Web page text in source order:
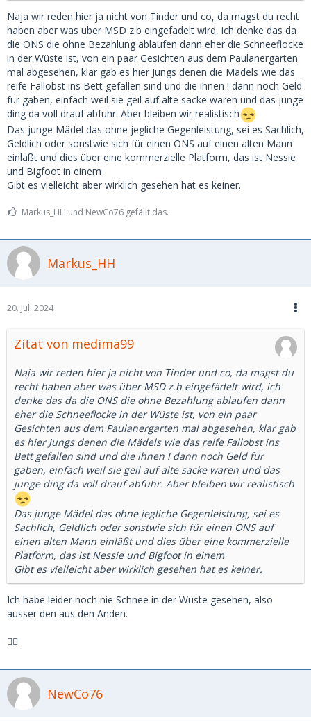
Naja wir reden hier ja nicht von Tinder und co, da magst du recht
haben aber was über MSD z.b eingefädelt wird, ich denke das da
die ONS die ohne Bezahlung ablaufen dann eher die Schneeflocke
in der Wüste ist, von ein paar Gesichten aus dem Paulanergarten
mal abgesehen, klar gab es hier Jungs denen die Mädels wie das
reife Fallobst ins Bett gefallen sind und die ihnen ! dann noch Geld
für gaben, einfach weil sie geil auf alte säcke waren und das junge
ding da voll drauf abfuhr. Aber bleiben wir realistisch
Das junge Mädel das ohne jegliche Gegenleistung, sei es Sachlich,
Geldlich oder sonstwie sich für einen ONS auf einen alten Mann
einläßt und dies über eine kommerzielle Platform, das ist Nessie
und Bigfoot in einem
Gibt es vielleicht aber wirklich gesehen hat es keiner.
Markus_HH und NewCo76 gefällt das.
Markus_HH
20. Juli 2024
Zitat von medima99
Naja wir reden hier ja nicht von Tinder und co, da magst du
recht haben aber was über MSD z.b eingefädelt wird, ich
denke das da die ONS die ohne Bezahlung ablaufen dann
eher die Schneeflocke in der Wüste ist, von ein paar
Gesichten aus dem Paulanergarten mal abgesehen, klar gab
es hier Jungs denen die Mädels wie das reife Fallobst ins
Bett gefallen sind und die ihnen ! dann noch Geld für
gaben, einfach weil sie geil auf alte säcke waren und das
junge ding da voll drauf abfuhr. Aber bleiben wir realistisch
Das junge Mädel das ohne jegliche Gegenleistung, sei es
Sachlich, Geldlich oder sonstwie sich für einen ONS auf
einen alten Mann einläßt und dies über eine kommerzielle
Platform, das ist Nessie und Bigfoot in einem
Gibt es vielleicht aber wirklich gesehen hat es keiner.
Ich habe leider noch nie Schnee in der Wüste gesehen, also
ausser den aus den Anden.
🧙‍♂️
NewCo76